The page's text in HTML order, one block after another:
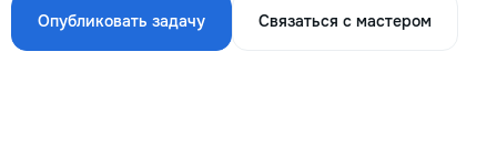
Опубликовать задачу Связаться с мастером